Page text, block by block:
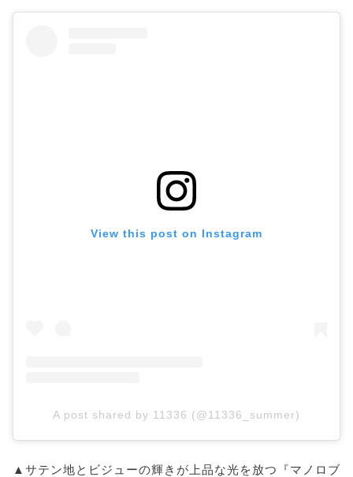
View this post on Instagram
A post shared by 11336 (@11336_summer)
▲サテン地とビジューの輝きが上品な光を放つ『マノロブ